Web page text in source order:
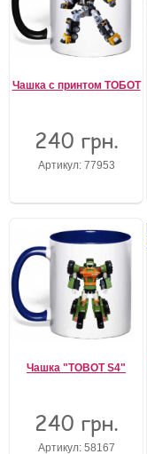
Чашка с принтом ТОБОТ
240 грн.
Артикул: 77953
Чашка "TOBOT S4"
240 грн.
Артикул: 58167